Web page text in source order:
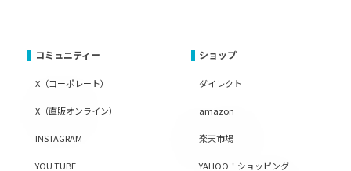
コミュニティー
X（コーポレート）
X（直販オンライン）
INSTAGRAM
YOU TUBE
ショップ
ダイレクト
amazon
楽天市場
YAHOO！ショッピング